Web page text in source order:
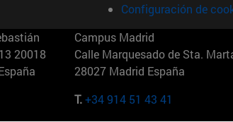
Configuración de
20018
Campus Madrid
Calle Marquesado de Sta.
28027 Madrid España
T.+34 914 51 43 41